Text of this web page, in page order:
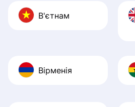
В'єтнам
Вірменія